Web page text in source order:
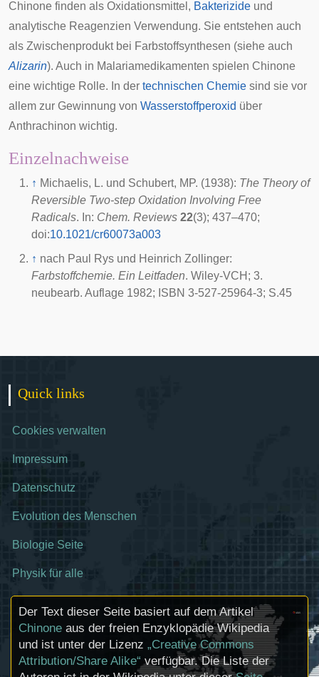
Chinone finden als Oxidationsmittel, Bakterizide und
analytische Reagenzien Verwendung. Sie entstehen auch
als Zwischenprodukt bei Farbstoffsynthesen (siehe auch
Alizarin). Auch in Malariamedikamenten spielen Chinone
eine wichtige Rolle. In der technischen Chemie sind sie vor
allem zur Gewinnung von Wasserstoffperoxid über
Anthrachinon wichtig.
Einzelnachweise
↑ Michaelis, L. und Schubert, MP. (1938): The Theory of
Reversible Two-step Oxidation Involving Free
Radicals. In: Chem. Reviews 22(3); 437–470;
doi:10.1021/cr60073a003
↑ nach Paul Rys und Heinrich Zollinger:
Farbstoffchemie. Ein Leitfaden. Wiley-VCH; 3.
neubearb. Auflage 1982; ISBN 3-527-25964-3; S.45
Quick links
Cookies verwalten
Impressum
Datenschutz
Evolution des Menschen
Biologie Seite
Physik für alle
Der Text dieser Seite basiert auf dem Artikel
Chinone aus der freien Enzyklopädie Wikipedia
und ist unter der Lizenz „Creative Commons
Attribution/Share Alike“ verfügbar. Die Liste der